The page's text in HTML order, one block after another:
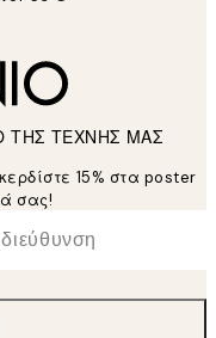
ΤΗΣ ΤΕΧΝΗΣ ΜΑΣ
15% στα poster
σας!